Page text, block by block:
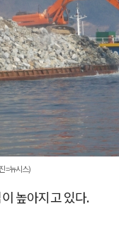
=뉴시스)
높아지고 있다.